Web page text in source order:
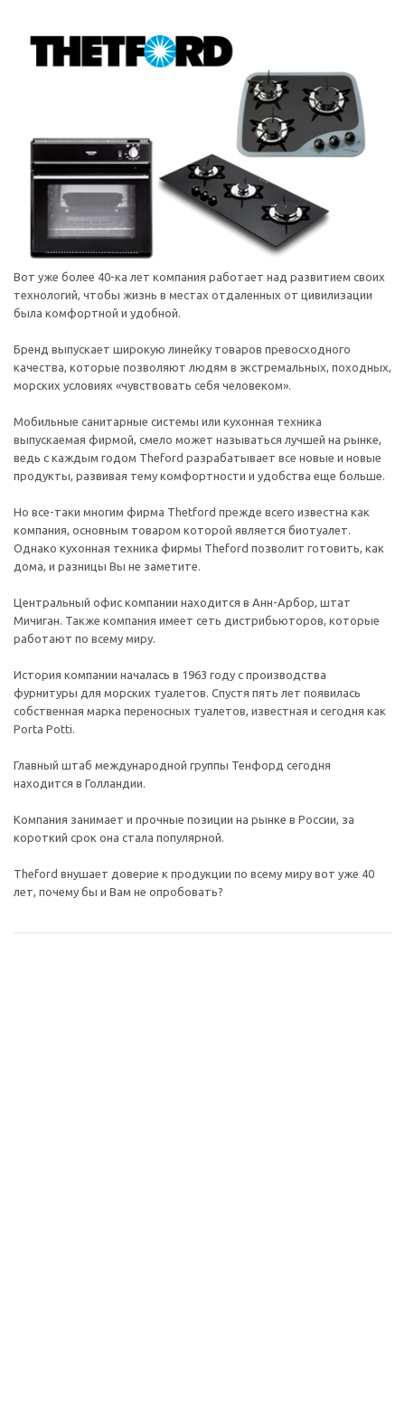
Вот уже более 40-ка лет компания работает над развитием своих
технологий, чтобы жизнь в местах отдаленных от цивилизации
была комфортной и удобной.
Бренд выпускает широкую линейку товаров превосходного
качества, которые позволяют людям в экстремальных, походных,
морских условиях «чувствовать себя человеком».
Мобильные санитарные системы или кухонная техника
выпускаемая фирмой, смело может называться лучшей на рынке,
ведь с каждым годом Theford разрабатывает все новые и новые
продукты, развивая тему комфортности и удобства еще больше.
Но все-таки многим фирма Thetford прежде всего известна как
компания, основным товаром которой является биотуалет.
Однако кухонная техника фирмы Theford позволит готовить, как
дома, и разницы Вы не заметите.
Центральный офис компании находится в Анн-Арбор, штат
Мичиган. Также компания имеет сеть дистрибьюторов, которые
работают по всему миру.
История компании началась в 1963 году с производства
фурнитуры для морских туалетов. Спустя пять лет появилась
собственная марка переносных туалетов, известная и сегодня как
Porta Potti.
Главный штаб международной группы Тенфорд сегодня
находится в Голландии.
Компания занимает и прочные позиции на рынке в России, за
короткий срок она стала популярной.
Theford внушает доверие к продукции по всему миру вот уже 40
лет, почему бы и Вам не опробовать?